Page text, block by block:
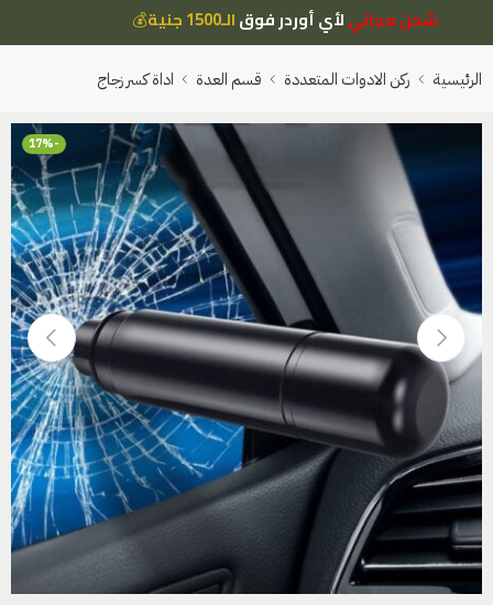
شحن مجانيلأي أوردر فوقالـ1500 جنية 💰
الرئيسية ركن الادوات المتعددة قسم العدة اداة كسر زجاج
-17%